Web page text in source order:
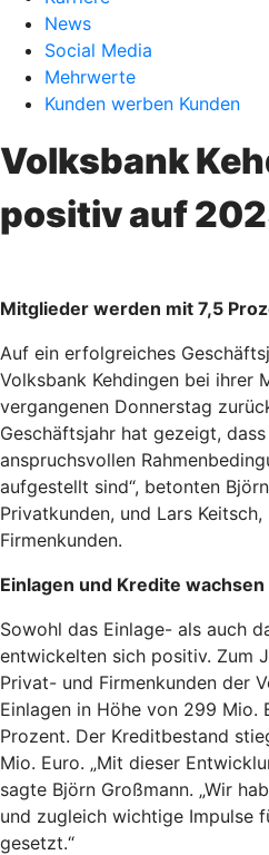
News
Social Media
Mehrwerte
Kunden werben Kunden
Volksbank
positiv auf
Mitglieder werden mit 7,5
Auf ein erfolgreiches
Volksbank Kehdingen bei ihrer
vergangenen Donnerstag
Geschäftsjahr hat gezeigt,
anspruchsvollen
aufgestellt sind“, betonten
Privatkunden, und Lars
Firmenkunden.
Einlagen und Kredite wachsen
Sowohl das Einlage- als auch
entwickelten sich positiv. Zum
Privat- und Firmenkunden der
Einlagen in Höhe von 299 Mio.
Prozent. Der Kreditbestand
Mio. Euro. „Mit dieser
sagte Björn Großmann. „Wir
und zugleich wichtige Impulse
gesetzt.“